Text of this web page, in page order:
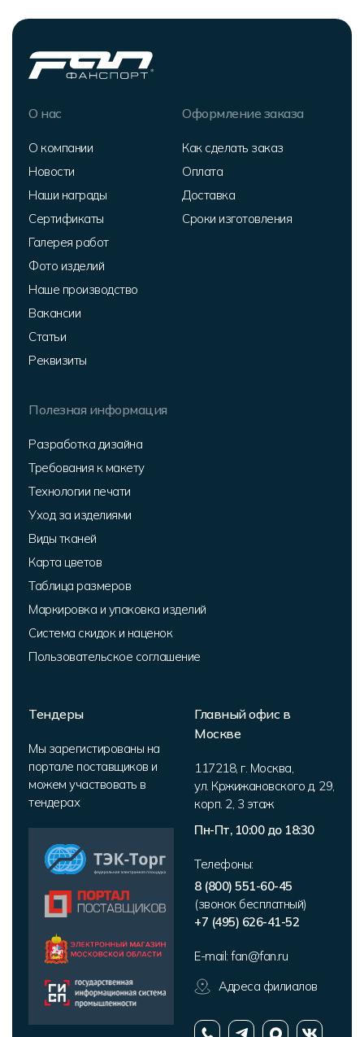
О нас
О компании
Новости
Наши награды
Сертификаты
Галерея работ
Фото изделий
Наше производство
Вакансии
Статьи
Реквизиты
Оформление заказа
Как сделать заказ
Оплата
Доставка
Сроки изготовления
Полезная информация
Разработка дизайна
Требования к макету
Технологии печати
Уход за изделиями
Виды тканей
Карта цветов
Таблица размеров
Маркировка и упаковка изделий
Система скидок и наценок
Пользовательское соглашение
Тендеры
Мы зарегистированы на
портале поставщиков и
можем участвовать в
тендерах
Главный офис в
Москве
117218, г. Москва,
ул. Кржижановского д. 29,
корп. 2, 3 этаж
Пн-Пт, 10:00 до 18:30
Телефоны:
8 (800) 551-60-45
(звонок бесплатный)
+7 (495) 626-41-52
E-mail: fan@fan.ru
Адреса филиалов